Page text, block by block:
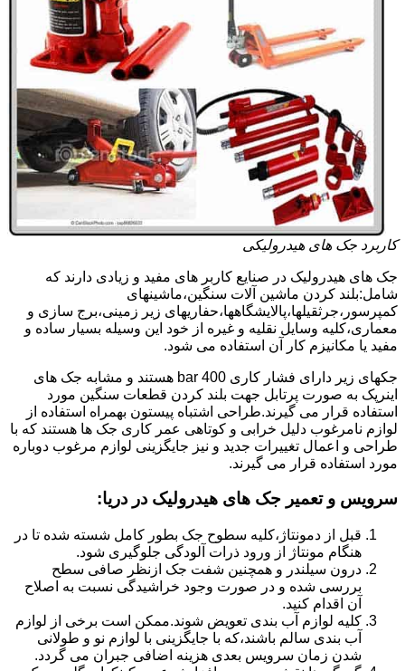
کاربرد جک های هیدرولیکی
جک های هیدرولیک در صنایع کاربر های مفید و زیادی دارند که
شامل:بلند کردن ماشین آلات سنگین،ماشینهای
کمپرسور،جرثقیلها،پالایشگاهها،حفاریهای زیر زمینی،برج سازی و
معماری،کلیه وسایل نقلیه و غیره از خود این وسیله بسیار ساده و
مفید یا مکانیزم کار آن استفاده می شود.
جکهای زیر دارای فشار کاری 400 bar هستند و مشابه جک های
اینرپک به صورت پرتابل جهت بلند کردن قطعات سنگین مورد
استفاده قرار می گیرند.طراحی اشتباه پیستون بهمراه استفاده از
لوازم نامرغوب دلیل خرابی و کوتاهی عمر کاری جک ها هستند که با
طراحی و اعمال تغییرات جدید و نیز جایگزینی لوازم مرغوب دوباره
مورد استفاده قرار می گیرند.
سرویس و تعمیر جک های هیدرولیک در دریا:
قبل از دمونتاژ،کلیه سطوح جک بطور کامل شسته شده تا در
هنگام مونتاژ از ورود ذرات آلودگی جلوگیری شود.
درون سیلندر و همچنین شفت جک ازنظر صافی سطح
بررسی شده و در صورت وجود خراشیدگی نسبت به اصلاح
آن اقدام کنید.
کلیه لوازم آب بندی تعویض شوند.ممکن است برخی از لوازم
آب بندی سالم باشند،که با جایگزینی با لوازم نو و طولانی
شدن زمان سرویس بعدی هزینه اضافی جبران می گردد.